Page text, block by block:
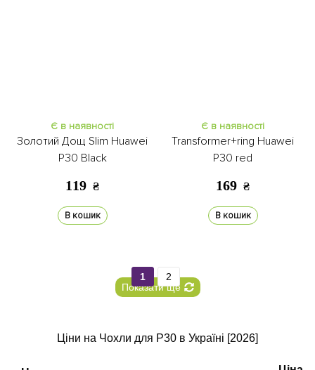
Є в наявності
Золотий Дощ Slim Huawei
P30 Black
119 ₴
В кошик
Є в наявності
Transformer+ring Huawei
P30 red
169 ₴
В кошик
Показати ще
1 2
Ціни на Чохли для P30 в Україні [2026]